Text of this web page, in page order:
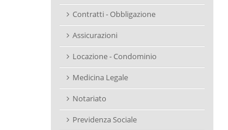
Contratti - Obbligazione
Assicurazioni
Locazione - Condominio
Medicina Legale
Notariato
Previdenza Sociale